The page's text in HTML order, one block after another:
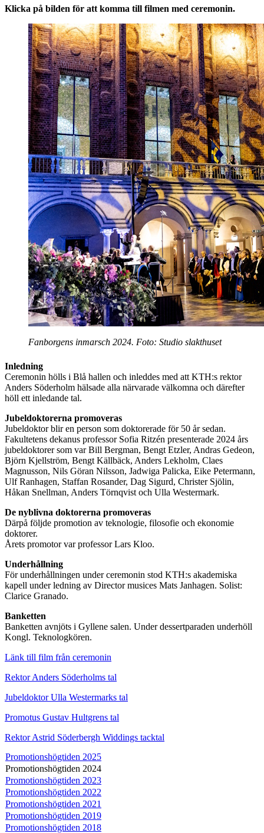
Klicka på bilden för att komma till filmen med ceremonin.
Fanborgens inmarsch 2024. Foto: Studio slakthuset
Inledning
Ceremonin hölls i Blå hallen och inleddes med att KTH:s rektor
Anders Söderholm hälsade alla närvarade välkomna och därefter
höll ett inledande tal.
Jubeldoktorerna promoveras
Jubeldoktor blir en person som doktorerade för 50 år sedan.
Fakultetens dekanus professor Sofia Ritzén presenterade 2024 års
jubeldoktorer som var Bill Bergman, Bengt Etzler, Andras Gedeon,
Björn Kjellström, Bengt Källbäck, Anders Lekholm, Claes
Magnusson, Nils Göran Nilsson, Jadwiga Palicka, Eike Petermann,
Ulf Ranhagen, Staffan Rosander, Dag Sigurd, Christer Sjölin,
Håkan Snellman, Anders Törnqvist och Ulla Westermark.
De nyblivna doktorerna promoveras
Därpå följde promotion av teknologie, filosofie och ekonomie
doktorer.
Årets promotor var professor Lars Kloo.
Underhållning
För underhållningen under ceremonin stod KTH:s akademiska
kapell under ledning av Director musices Mats Janhagen. Solist:
Clarice Granado.
Banketten
Banketten avnjöts i Gyllene salen. Under dessertparaden underhöll
Kongl. Teknologkören.
Länk till film från ceremonin
Rektor Anders Söderholms tal
Jubeldoktor Ulla Westermarks tal
Promotus Gustav Hultgrens tal
Rektor Astrid Söderbergh Widdings tacktal
Promotionshögtiden 2025
Promotionshögtiden 2024
Promotionshögtiden 2023
Promotionshögtiden 2022
Promotionshögtiden 2021
Promotionshögtiden 2019
Promotionshögtiden 2018